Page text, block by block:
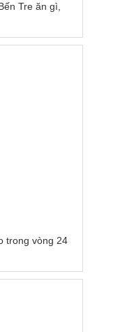
Tre ăn gì,
trong vòng 24